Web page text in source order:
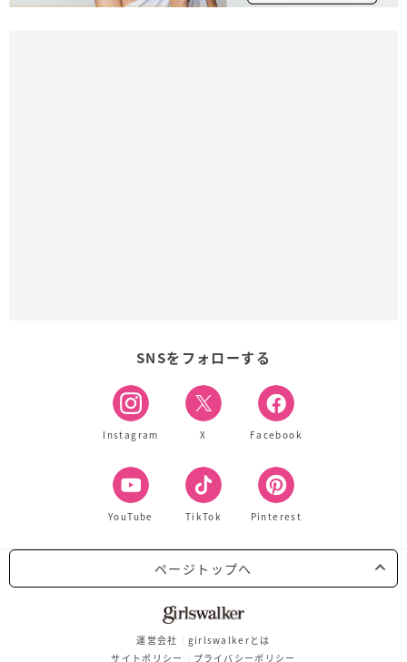
SNSをフォローする
Instagram X Facebook
YouTube TikTok Pinterest
ページトップへ
運営会社
girlswalkerとは
サイトポリシー
プライバシーポリシー